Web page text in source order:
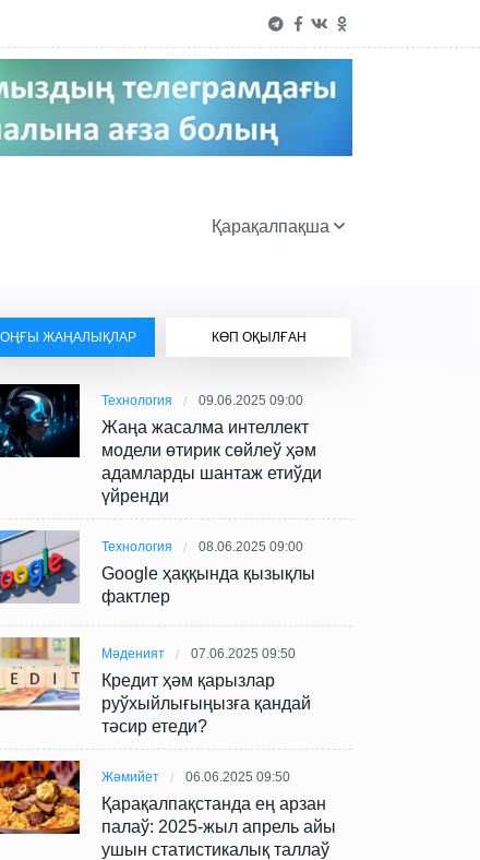
Қарақалпақша
ЖАҢАЛЫҚЛАР КӨП ОҚЫЛҒАН
Технология 09.06.2025 09:00
Жаңа жасалма интеллект
модели өтирик сөйлеў ҳәм
адамларды шантаж етиўди
үйренди
Технология 08.06.2025 09:00
Google ҳаққында қызықлы
фактлер
Мәденият 07.06.2025 09:50
Кредит ҳәм қарызлар
руўхыйлығыңызға қандай
тәсир етеди?
Жәмийет 06.06.2025 09:50
Қарақалпақстанда ең арзан
палаў: 2025-жыл апрель айы
ушын статистикалық таллаў